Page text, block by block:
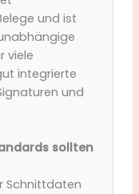
und ist
viele
integrierte
und
sollten
Schnittdaten